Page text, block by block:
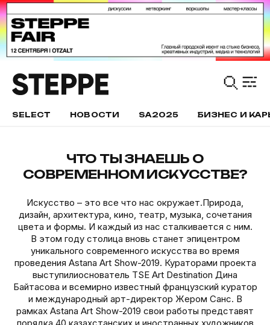
SELECT НОВОСТИ SA2025 БИЗНЕС И
ЧТО ТЫ ЗНАЕШЬ О
СОВРЕМЕННОМ ИСКУССТВЕ?
Искусство – это все что нас окружает.Природа,
дизайн, архитектура, кино, театр, музыка, сочетания
цвета и формы. И каждый из нас сталкивается с ним.
В этом году столица вновь станет эпицентром
уникального современного искусства во время
проведения Astana Art Show-2019. Кураторами проекта
выступилиоснователь TSE Art Destination Дина
Байтасова и всемирно известный французский куратор
и международный арт-директор Жером Санс. В
рамках Astana Art Show-2019 свои работы представят
порядка 40 казахстанских и иностранных художников